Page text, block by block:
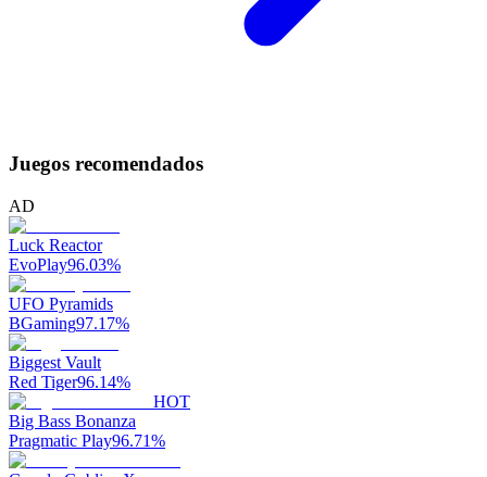
Juegos recomendados
AD
Luck Reactor
EvoPlay96.03%
UFO Pyramids
BGaming97.17%
Biggest Vault
Red Tiger96.14%
HOT
Big Bass Bonanza
Pragmatic Play96.71%